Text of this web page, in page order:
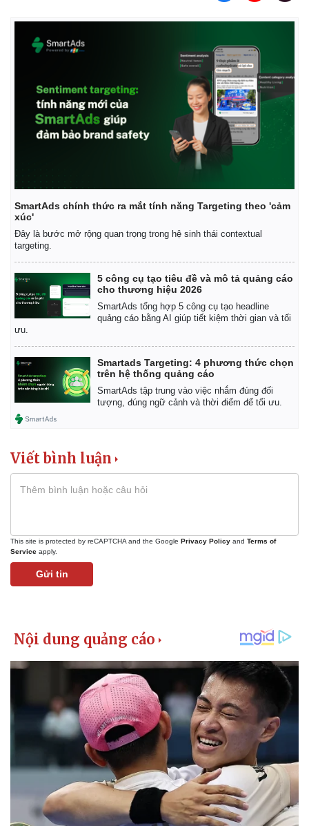
Bất động sản
Khởi nghiệp
Thị trường
Giá vàng
Tiêu dùng
Tỷ giá
Chứng khoán
Giá cà phê
Pháp luật
Tư vấn luật
Quân sự - Quốc phòng
Vũ khí
Việt Nam
Phân tích
SmartAds chính thức ra mắt tính năng Targeting theo 'cảm
xúc'
Đây là bước mở rộng quan trọng trong hệ sinh thái contextual
targeting.
5 công cụ tạo tiêu đề và mô tả quảng cáo
cho thương hiệu 2026
SmartAds tổng hợp 5 công cụ tạo headline
quảng cáo bằng AI giúp tiết kiệm thời gian và tối
ưu.
Smartads Targeting: 4 phương thức chọn
trên hệ thống quảng cáo
SmartAds tập trung vào việc nhắm đúng đối
tượng, đúng ngữ cảnh và thời điểm để tối ưu.
Viết bình luận
This site is protected by reCAPTCHA and the Google Privacy Policy and Terms of
Service apply.
Gửi tin